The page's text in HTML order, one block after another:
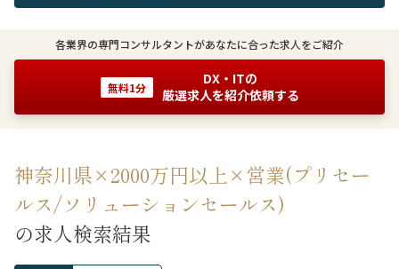
各業界の専門コンサルタントがあなたに合った求人をご紹介
無料1分
DX・ITの
厳選求人を紹介依頼する
神奈川県×2000万円以上×営業(プリセー
ルス/ソリューションセールス)
の求人検索結果